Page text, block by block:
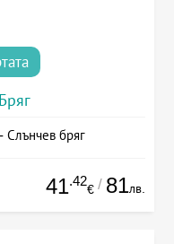
Слънчев бряг
41.42
€ / 81лв.